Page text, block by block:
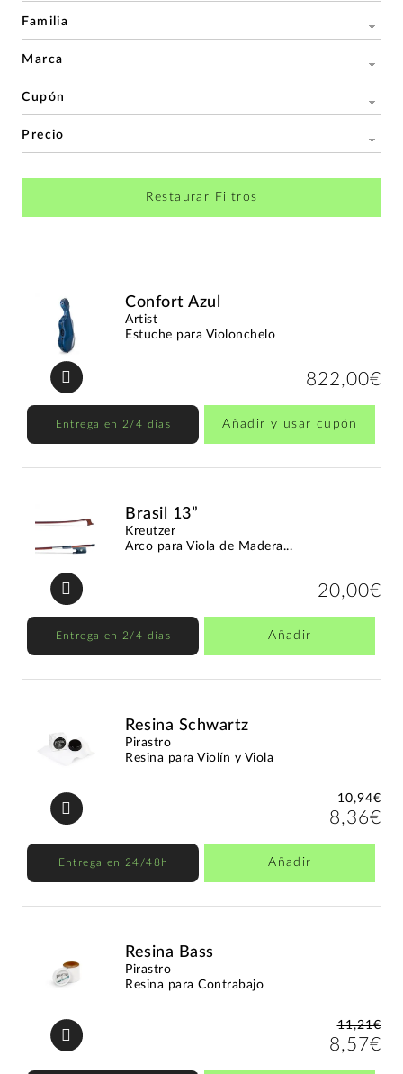
Familia
Marca
Cupón
Precio
Restaurar Filtros
Confort Azul
Artist
Estuche para Violonchelo
822,00€
Entrega en 2/4 días Añadir y usar cupón
Brasil 13”
Kreutzer
Arco para Viola de Madera...
20,00€
Entrega en 2/4 días Añadir
Resina Schwartz
Pirastro
Resina para Violín y Viola
10,94€
8,36€
Entrega en 24/48h Añadir
Resina Bass
Pirastro
Resina para Contrabajo
11,21€
8,57€